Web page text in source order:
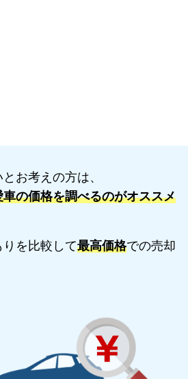
お考えの方は、
の価格を調べるのがオススメ
を比較して最高価格での売却